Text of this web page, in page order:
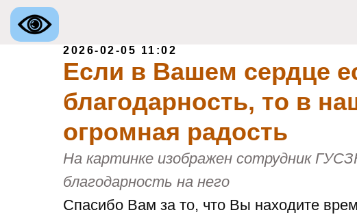
2026-02-05 11:02
Если в Вашем сердце
благодарность, то в
огромная радость
На картинке изображен сотрудник
благодарность на него
Спасибо Вам за то, что Вы находите
казенное учреждение
области
Управление
Защиты Населения
округа»